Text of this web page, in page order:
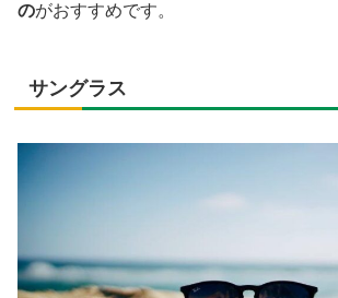
のがおすすめです。
サングラス